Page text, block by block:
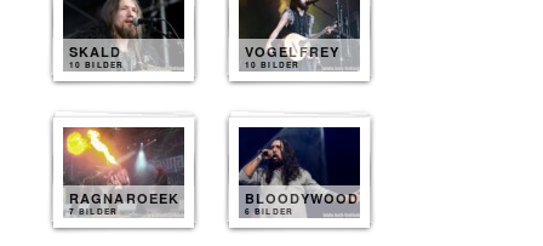
SKALD
10 BILDER
VOGELFREY
10 BILDER
RAGNAROEEK
7 BILDER
BLOODYWOOD
6 BILDER